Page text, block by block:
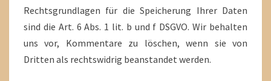
Rechtsgrundlagen für die Speicherung Ihrer Daten
sind die Art. 6 Abs. 1 lit. b und f DSGVO. Wir behalten
uns vor, Kommentare zu löschen, wenn sie von
Dritten als rechtswidrig beanstandet werden.